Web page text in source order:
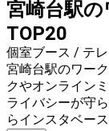
宮崎台駅
TOP20
個室ブース / テ
宮崎台駅のワー
クやオンライン
ライバシーが守
らインスタベース